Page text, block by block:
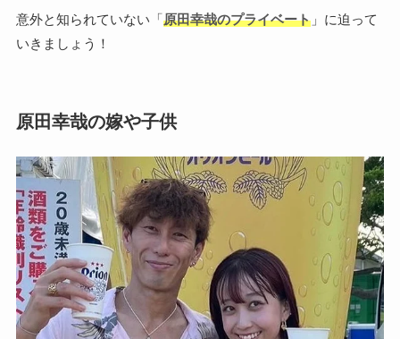
意外と知られていない「原田幸哉のプライベート」に迫って
いきましょう！
原田幸哉の嫁や子供